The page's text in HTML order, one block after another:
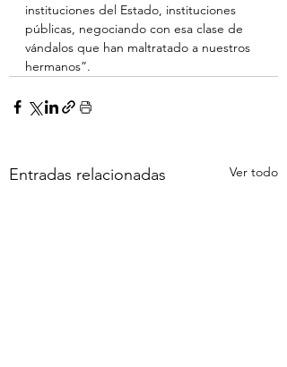
instituciones del Estado, instituciones
públicas, negociando con esa clase de
vándalos que han maltratado a nuestros
hermanos”.
Entradas relacionadas Ver todo